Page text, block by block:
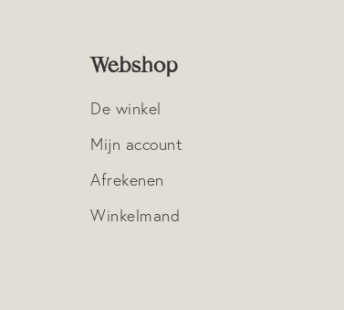
Webshop
De winkel
Mijn account
Afrekenen
Winkelmand